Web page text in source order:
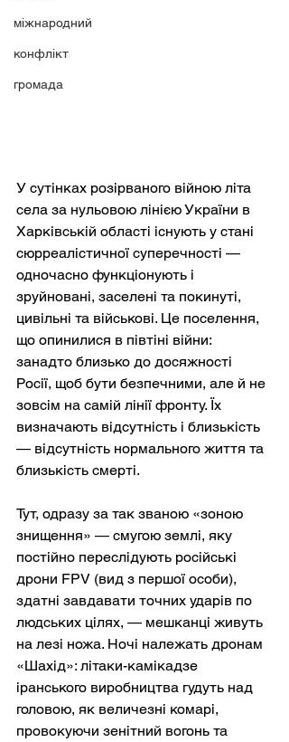
міжнародний
конфлікт
громада
У сутінках розірваного війною літа
села за нульовою лінією України в
Харківській області існують у стані
сюрреалістичної суперечності —
одночасно функціонують і
зруйновані, заселені та покинуті,
цивільні та військові. Це поселення,
що опинилися в півтіні війни:
занадто близько до досяжності
Росії, щоб бути безпечними, але й не
зовсім на самій лінії фронту. Їх
визначають відсутність і близькість
— відсутність нормального життя та
близькість смерті.
Тут, одразу за так званою «зоною
знищення» — смугою землі, яку
постійно переслідують російські
дрони FPV (вид з першої особи),
здатні завдавати точних ударів по
людських цілях, — мешканці живуть
на лезі ножа. Ночі належать дронам
«Шахід»: літаки-камікадзе
іранського виробництва гудуть над
головою, як величезні комарі,
провокуючи зенітний вогонь та